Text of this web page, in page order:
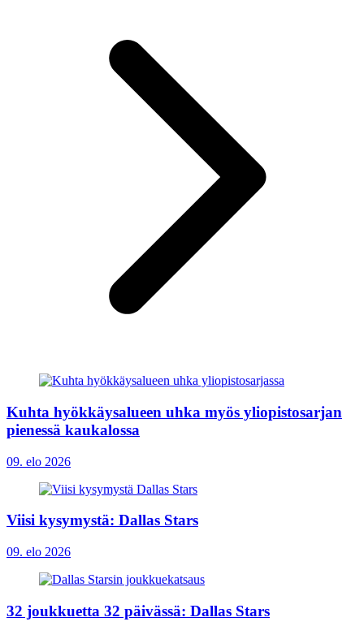
Kuhta hyökkäysalueen uhka myös yliopistosarjan
pienessä kaukalossa
09. elo 2026
Viisi kysymystä: Dallas Stars
09. elo 2026
32 joukkuetta 32 päivässä: Dallas Stars